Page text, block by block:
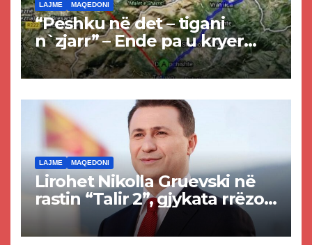
LAJME MAQEDONI
“Peshku në det – tigani
n`zjarr” – Ende pa u kryer
projekti i tunelit, komuna e
Tetovës nis punimet për
LAJME MAQEDONI
Lirohet Nikolla Gruevski në
rastin “Talir 2”, gjykata rrëzon
akuzat për ndërtimin e
paligjshëm të selisë së